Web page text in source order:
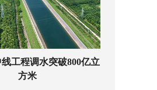
工程调水突破800亿立
方米